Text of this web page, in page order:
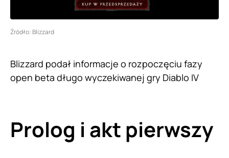
Źródło: Blizzard
Blizzard podał informacje o rozpoczęciu fazy
open beta długo wyczekiwanej gry Diablo IV
Prolog i akt pierwszy